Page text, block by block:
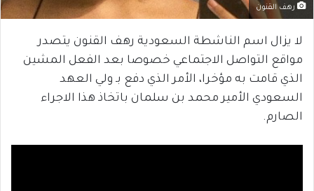
رهف القنون
لا يزال اسم الناشطة السعودية رهف القنون يتصدر
مواقع التواصل الاجتماعي خصوصا بعد الفعل المشين
الذي قامت به مؤخرا، الأمر الذي دفع بـ ولي العهد
السعودي الأمير محمد بن سلمان باتخاذ هذا الاجراء
الصارم.